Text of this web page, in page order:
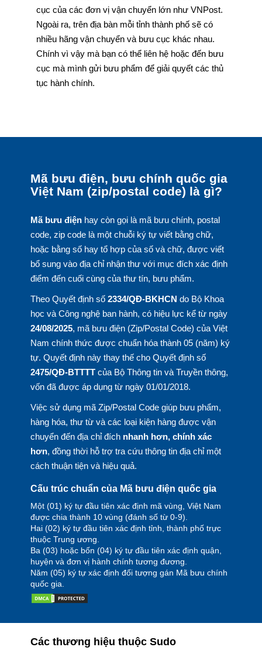
cục của các đơn vị vận chuyển lớn như VNPost.
Ngoài ra, trên địa bàn mỗi tỉnh thành phố sẽ có
nhiều hãng vận chuyển và bưu cục khác nhau.
Chính vì vậy mà bạn có thể liên hệ hoặc đến bưu
cục mà mình gửi bưu phẩm để giải quyết các thủ
tục hành chính.
Mã bưu điện, bưu chính quốc gia
Việt Nam (zip/postal code) là gì?
Mã bưu điệnhay còn gọi là mã bưu chính, postal
code, zip code là một chuỗi ký tự viết bằng chữ,
hoặc bằng số hay tổ hợp của số và chữ, được viết
bổ sung vào địa chỉ nhận thư với mục đích xác định
điểm đến cuối cùng của thư tín, bưu phẩm.
Theo Quyết định số 2334/QĐ-BKHCN do Bộ Khoa
học và Công nghệ ban hành, có hiệu lực kể từ ngày
24/08/2025, mã bưu điện (Zip/Postal Code) của Việt
Nam chính thức được chuẩn hóa thành 05 (năm) ký
tự. Quyết định này thay thế cho Quyết định số
2475/QĐ-BTTTTcủa Bộ Thông tin và Truyền thông,
vốn đã được áp dụng từ ngày 01/01/2018.
Việc sử dụng mã Zip/Postal Code giúp bưu phẩm,
hàng hóa, thư từ và các loại kiện hàng được vận
chuyển đến địa chỉ đích nhanh hơn, chính xác
hơn, đồng thời hỗ trợ tra cứu thông tin địa chỉ một
cách thuận tiện và hiệu quả.
Cấu trúc chuẩn của Mã bưu điện quốc gia
Một (01) ký tự đầu tiên xác định mã vùng, Việt Nam
được chia thành 10 vùng (đánh số từ 0-9).
Hai (02) ký tự đầu tiên xác định tỉnh, thành phố trực
thuộc Trung ương.
Ba (03) hoặc bốn (04) ký tự đầu tiên xác định quận,
huyện và đơn vị hành chính tương đương.
Năm (05) ký tự xác định đối tượng gán Mã bưu chính
quốc gia.
Các thương hiệu thuộc Sudo